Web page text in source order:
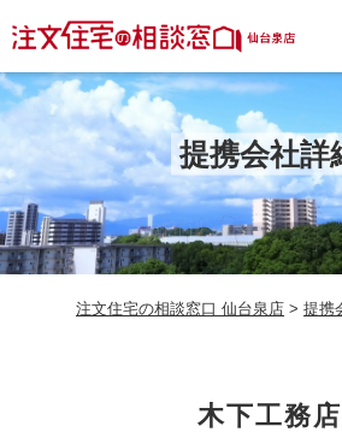
提携会社詳
注文住宅の相談窓口 仙台泉店 > 提携
木下工務店